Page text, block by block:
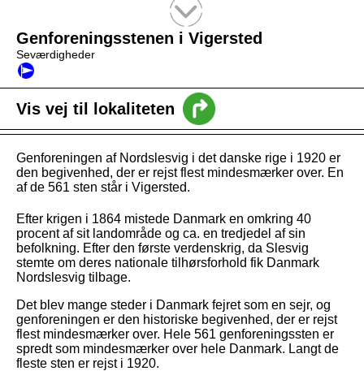
Genforeningsstenen i Vigersted
Seværdigheder
Vis vej til lokaliteten
Genforeningen af Nordslesvig i det danske rige i 1920 er
den begivenhed, der er rejst flest mindesmærker over. En
af de 561 sten står i Vigersted.
Efter krigen i 1864 mistede Danmark en omkring 40
procent af sit landområde og ca. en tredjedel af sin
befolkning. Efter den første verdenskrig, da Slesvig
stemte om deres nationale tilhørsforhold fik Danmark
Nordslesvig tilbage.
Det blev mange steder i Danmark fejret som en sejr, og
genforeningen er den historiske begivenhed, der er rejst
flest mindesmærker over. Hele 561 genforeningssten er
spredt som mindesmærker over hele Danmark. Langt de
fleste sten er rejst i 1920.